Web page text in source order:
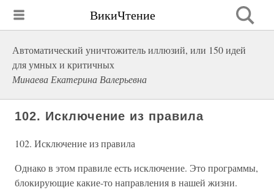
ВикиЧтение
Автоматический уничтожитель иллюзий, или 150 идей
для умных и критичных
Минаева Екатерина Валерьевна
102. Исключение из правила
102. Исключение из правила
Однако в этом правиле есть исключение. Это программы,
блокирующие какие-то направления в нашей жизни.